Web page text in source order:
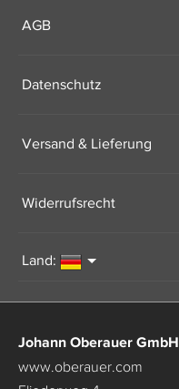
AGB
Datenschutz
Versand & Lieferung
Widerrufsrecht
Land:
Johann Oberauer GmbH
www.oberauer.com